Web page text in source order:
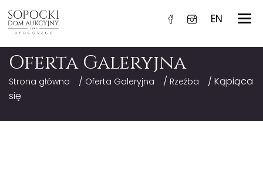
EN
Oferta Galeryjna
Strona główna / Oferta Galeryjna / Rzeźba
/ Kąpiąca
się